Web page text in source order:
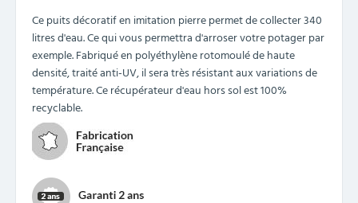
Ce puits décoratif en imitation pierre permet de collecter 340
litres d'eau. Ce qui vous permettra d'arroser votre potager par
exemple. Fabriqué en polyéthylène rotomoulé de haute
densité, traité anti-UV, il sera très résistant aux variations de
température. Ce récupérateur d'eau hors sol est 100%
recyclable.